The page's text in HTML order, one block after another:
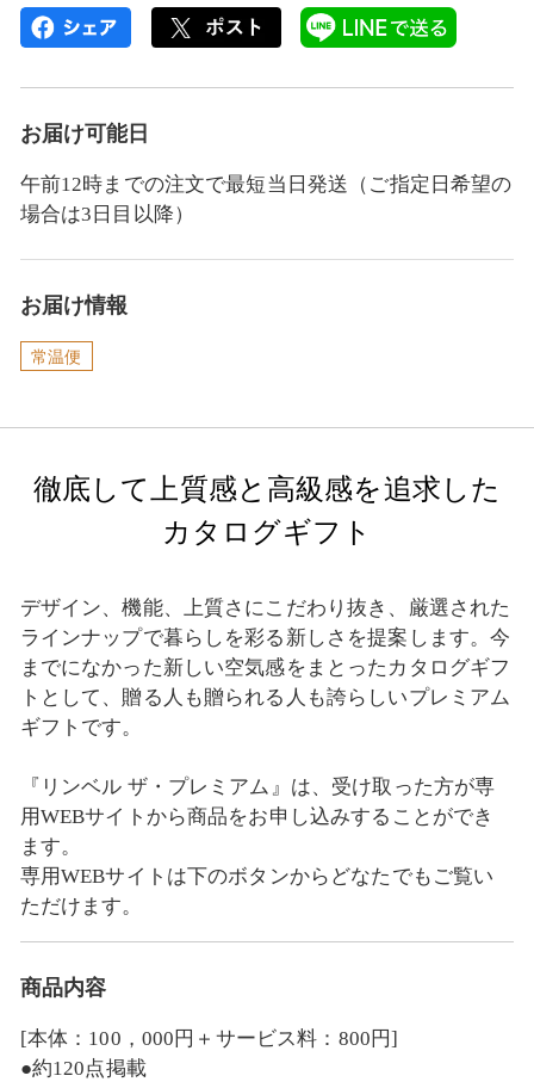
お届け可能日
午前12時までの注文で最短当日発送（ご指定日希望の
場合は3日目以降）
お届け情報
常温便
徹底して上質感と高級感を追求した
カタログギフト
デザイン、機能、上質さにこだわり抜き、厳選された
ラインナップで暮らしを彩る新しさを提案します。今
までになかった新しい空気感をまとったカタログギフ
トとして、贈る人も贈られる人も誇らしいプレミアム
ギフトです。
『リンベル ザ・プレミアム』は、受け取った方が専
用WEBサイトから商品をお申し込みすることができ
ます。
専用WEBサイトは下のボタンからどなたでもご覧い
ただけます。
商品内容
[本体：100，000円＋サービス料：800円]
●約120点掲載